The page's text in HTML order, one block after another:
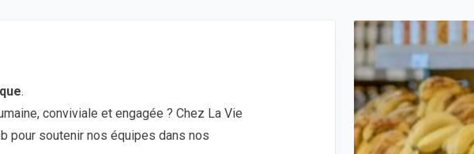
.
conviviale et engagée ? Chez La Vie
pour soutenir nos équipes dans nos